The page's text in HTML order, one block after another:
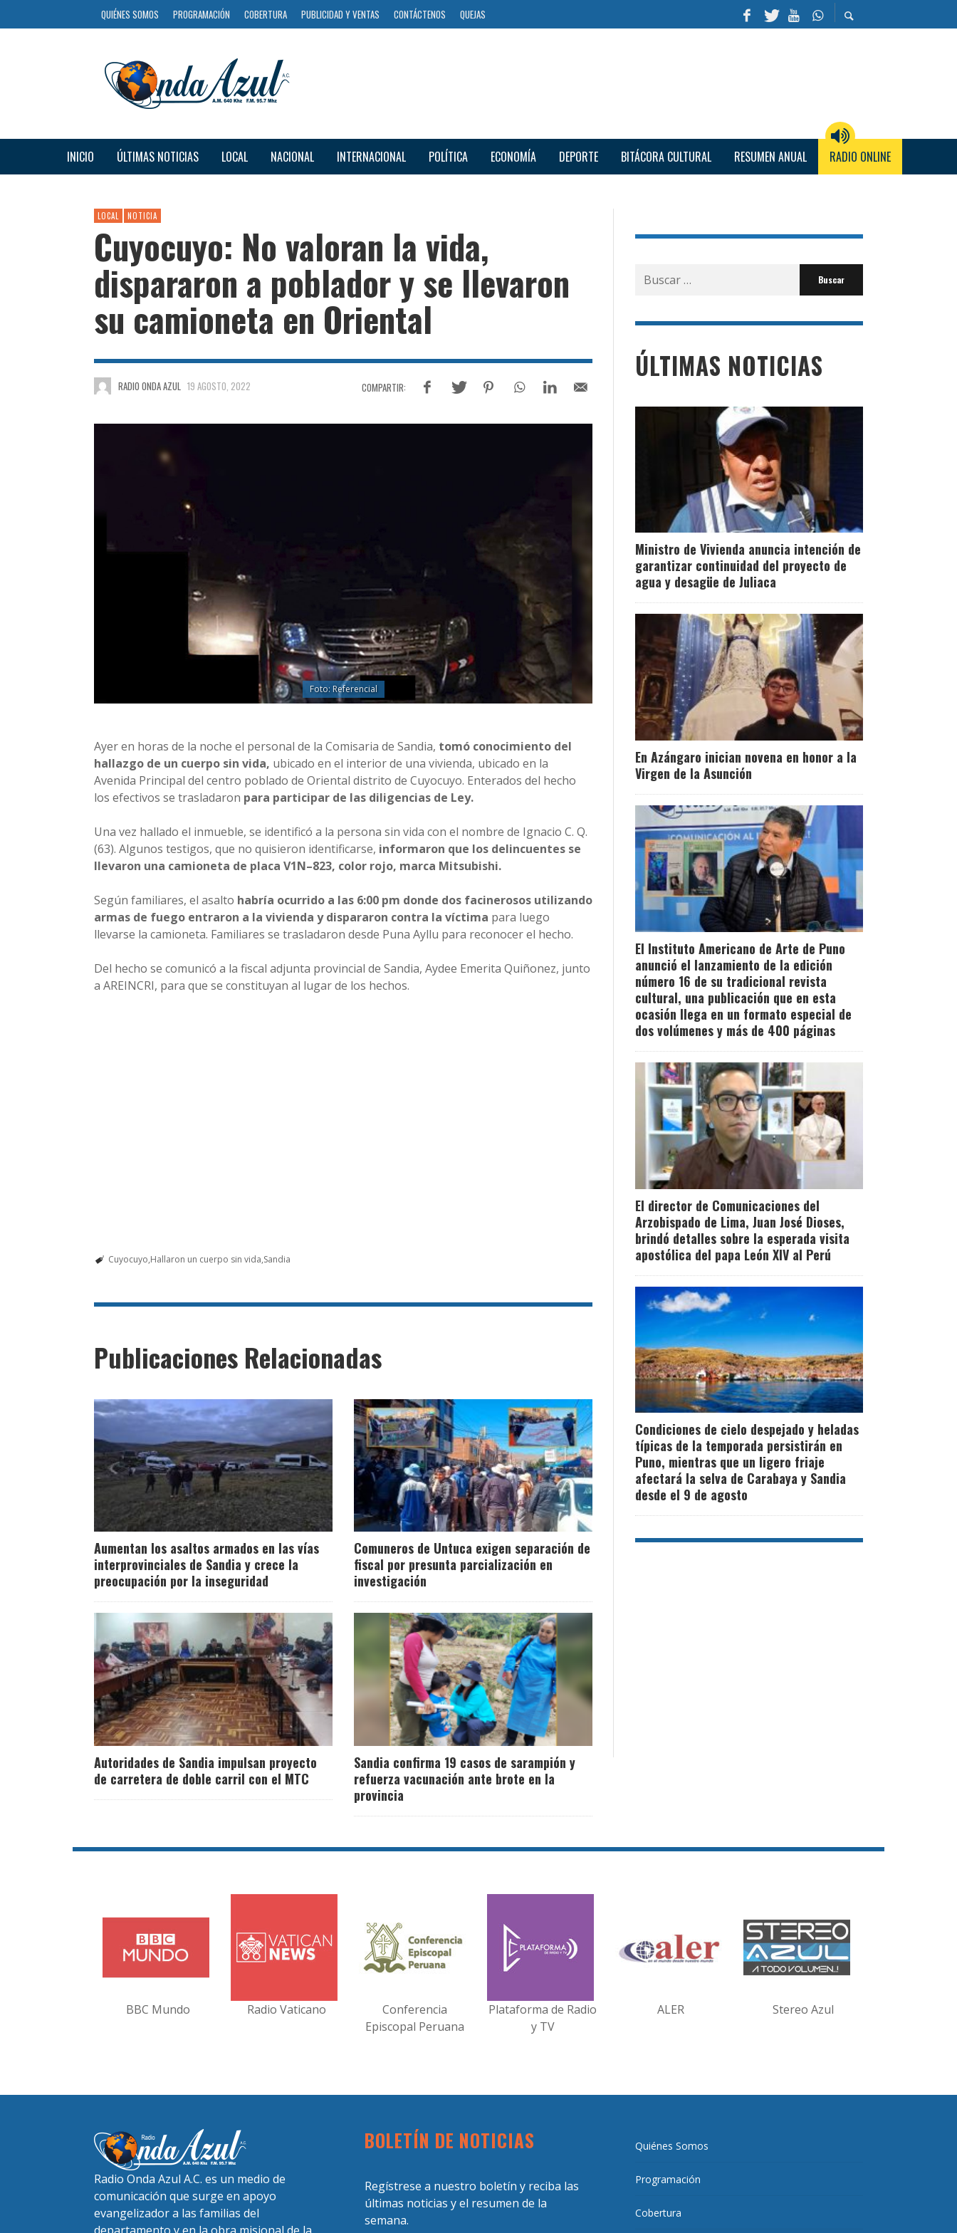
QUIÉNES SOMOS PROGRAMACIÓN COBERTURA PUBLICIDAD Y VENTAS CONTÁCTENOS QUEJAS
INICIO ÚLTIMAS NOTICIAS LOCAL NACIONAL INTERNACIONAL POLÍTICA ECONOMÍA DEPORTE BITÁCORA CULTURAL RESUMEN ANUAL RADIO ONLINE
LOCAL NOTICIA
Cuyocuyo: No valoran la vida,
dispararon a poblador y se llevaron
su camioneta en Oriental
RADIO ONDA AZUL 19 AGOSTO, 2022
Foto: Referencial
Ayer en horas de la noche el personal de la Comisaria de Sandia, tomó conocimiento del
hallazgo de un cuerpo sin vida, ubicado en el interior de una vivienda, ubicado en la
Avenida Principal del centro poblado de Oriental distrito de Cuyocuyo. Enterados del hecho
los efectivos se trasladaron para participar de las diligencias de Ley.
Una vez hallado el inmueble, se identificó a la persona sin vida con el nombre de Ignacio C. Q.
(63). Algunos testigos, que no quisieron identificarse, informaron que los delincuentes se
llevaron una camioneta de placa V1N–823, color rojo, marca Mitsubishi.
Según familiares, el asalto habría ocurrido a las 6:00 pm donde dos facinerosos utilizando
armas de fuego entraron a la vivienda y dispararon contra la víctima para luego
llevarse la camioneta. Familiares se trasladaron desde Puna Ayllu para reconocer el hecho.
Del hecho se comunicó a la fiscal adjunta provincial de Sandia, Aydee Emerita Quiñonez, junto
a AREINCRI, para que se constituyan al lugar de los hechos.
Cuyocuyo Hallaron un cuerpo sin vida Sandia
Publicaciones Relacionadas
Aumentan los asaltos armados en las vías
interprovinciales de Sandia y crece la
preocupación por la inseguridad
Comuneros de Untuca exigen separación de
fiscal por presunta parcialización en
investigación
Autoridades de Sandia impulsan proyecto
de carretera de doble carril con el MTC
Sandia confirma 19 casos de sarampión y
refuerza vacunación ante brote en la
provincia
Buscar
por:
ÚLTIMAS NOTICIAS
Ministro de Vivienda anuncia intención de
garantizar continuidad del proyecto de
agua y desagüe de Juliaca
En Azángaro inician novena en honor a la
Virgen de la Asunción
El Instituto Americano de Arte de Puno
anunció el lanzamiento de la edición
número 16 de su tradicional revista
cultural, una publicación que en esta
ocasión llega en un formato especial de
dos volúmenes y más de 400 páginas
El director de Comunicaciones del
Arzobispado de Lima, Juan José Dioses,
brindó detalles sobre la esperada visita
apostólica del papa León XIV al Perú
Condiciones de cielo despejado y heladas
típicas de la temporada persistirán en
Puno, mientras que un ligero friaje
afectará la selva de Carabaya y Sandia
desde el 9 de agosto
BBC Mundo Radio Vaticano
Conferencia
Episcopal Peruana
Plataforma de Radio
y TV
ALER Stereo Azul
Radio Onda Azul A.C. es un medio de
comunicación que surge en apoyo
evangelizador a las familias del
departamento y en la obra misional de la
BOLETÍN DE NOTICIAS
Regístrese a nuestro boletín y reciba las
últimas noticias y el resumen de la
semana.
Quiénes Somos
Programación
Cobertura